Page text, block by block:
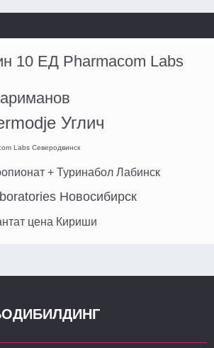
10 ЕД Pharmacom Labs
Углич
Labs Северодвинск
+ Туринабол Лабинск
Новосибирск
цена Кириши